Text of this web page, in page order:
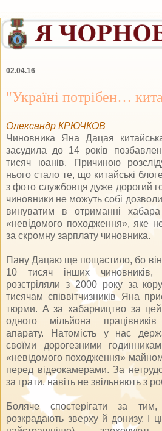
02.04.16
"Україні потрібен…
Олександр КРЮЧКОВ
Чиновника Яна Дацая
засудила до 14 років
тисяч юанів. Причиною
нього стало те, що китайські
з фото службовця дуже дорогий
чиновники не можуть собі
винуватим в отриманні
«невідомого походження», яке
за скромну зарплату чиновника.
Пану Дацаю ще пощастило, бо
10 тисяч інших чиновників,
розстріляли з 2000 року за
тисячам співвітчизників Яна
тюрми. А за хабарництво за цей
одного мільйона працівників
апарату. Натомість у нас
своїми дорогезними
«невідомого походження» майном
перед відеокамерами. За
за грати, навіть не звільняють з
Боляче спостерігати за
розкрадають зверху й донизу. І